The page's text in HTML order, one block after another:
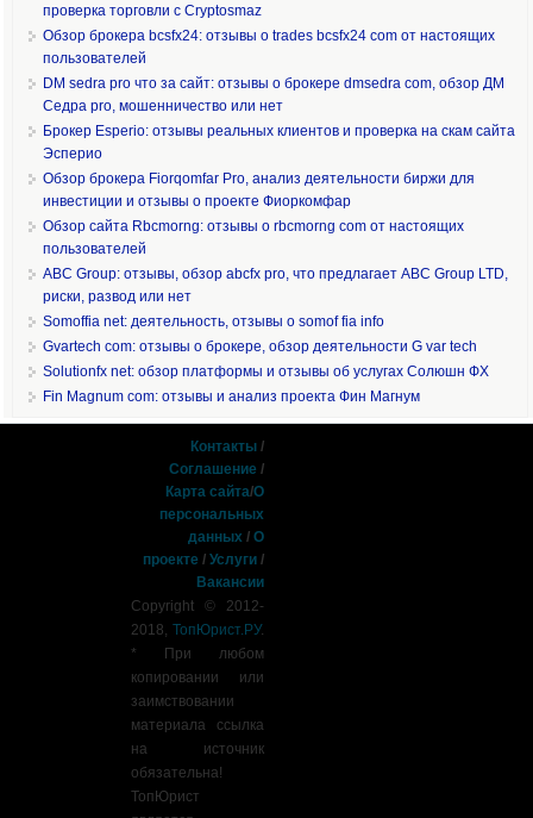
проверка торговли с Cryptosmaz
Обзор брокера bcsfx24: отзывы о trades bcsfx24 com от настоящих
пользователей
DM sedra pro что за сайт: отзывы о брокере dmsedra com, обзор ДМ
Седра pro, мошенничество или нет
Брокер Esperio: отзывы реальных клиентов и проверка на скам сайта
Эсперио
Обзор брокера Fiorqomfar Pro, анализ деятельности биржи для
инвестиции и отзывы о проекте Фиоркомфар
Обзор сайта Rbcmorng: отзывы о rbcmorng com от настоящих
пользователей
ABC Group: отзывы, обзор abcfx pro, что предлагает ABC Group LTD,
риски, развод или нет
Somoffia net: деятельность, отзывы о somof fia info
Gvartech com: отзывы о брокере, обзор деятельности G var tech
Solutionfx net: обзор платформы и отзывы об услугах Солюшн ФХ
Fin Magnum com: отзывы и анализ проекта Фин Магнум
Контакты /
Соглашение /
Карта сайта/О
персональных
данных /О
проекте /Услуги /
Вакансии
Copyright © 2012-
2018,ТопЮрист.РУ.
* При любом
копировании или
заимствовании
материала ссылка
на источник
обязательна!
ТопЮрист